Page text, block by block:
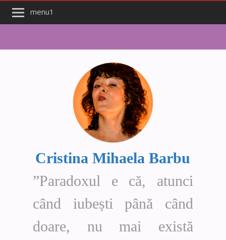
menu1
Cristina Mihaela Barbu
”Paradoxul e că, atunci
când iubești până când
doare, nu mai există